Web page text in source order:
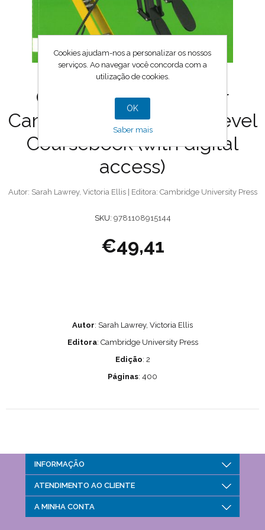
Computer Science for
Cambridge IGCSE & O Level
Coursebook (with digital
access)
Autor: Sarah Lawrey, Victoria Ellis | Editora: Cambridge University Press
SKU: 9781108915144
€49,41
Autor: Sarah Lawrey, Victoria Ellis
Editora: Cambridge University Press
Edição: 2
Páginas: 400
INFORMAÇÃO
Condições de Utilização
ATENDIMENTO AO CLIENTE
A MINHA CONTA
Cookies ajudam-nos a personalizar os nossos
serviços. Ao navegar você concorda com a
utilização de cookies.
OK
Saber mais